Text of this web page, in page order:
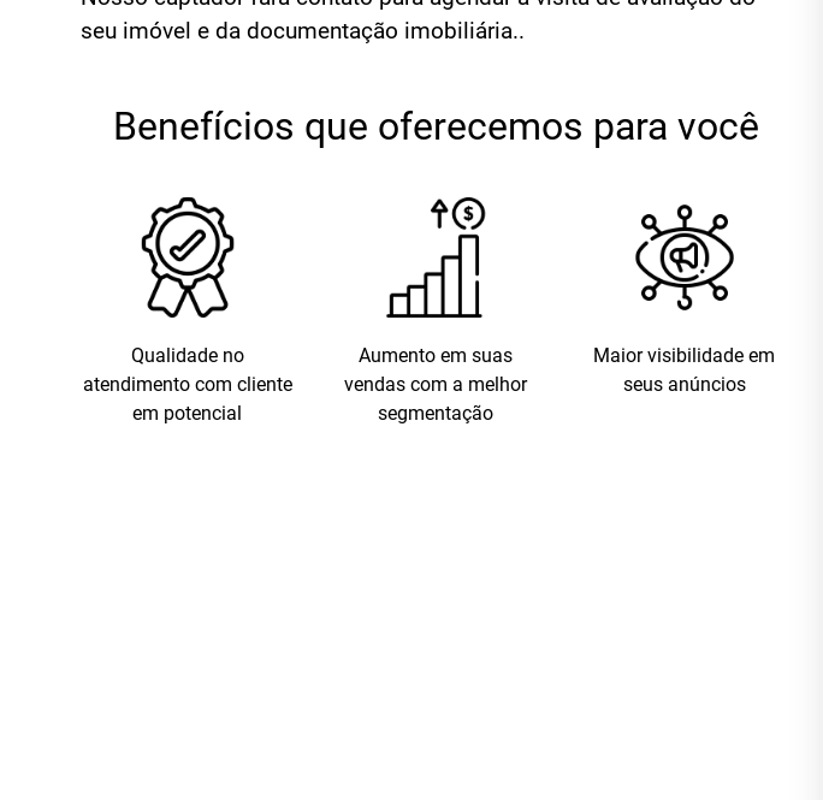
seu imóvel e da documentação imobiliária..
Benefícios que oferecemos para você
Qualidade no
atendimento com cliente
em potencial
Aumento em suas
vendas com a melhor
segmentação
Maior visibilidade em
seus anúncios